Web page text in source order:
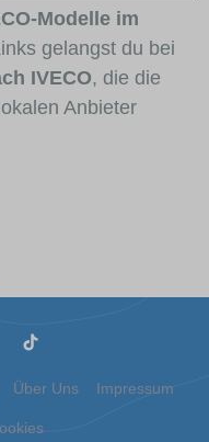
Modelle im
gelangst du bei
IVECO, die die
Anbieter
Über Uns Impressum